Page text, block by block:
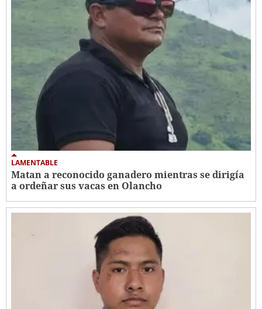
LAMENTABLE
Matan a reconocido ganadero mientras se dirigía
a ordeñar sus vacas en Olancho